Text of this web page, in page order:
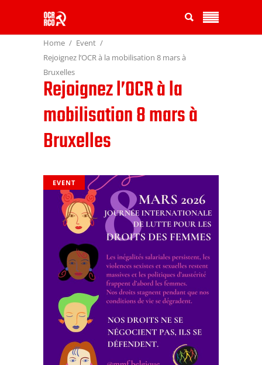
Home
Event
Rejoignez l’OCR à la mobilisation 8 mars à
Bruxelles
Rejoignez l’OCR à la
mobilisation 8 mars à
Bruxelles
EVENT